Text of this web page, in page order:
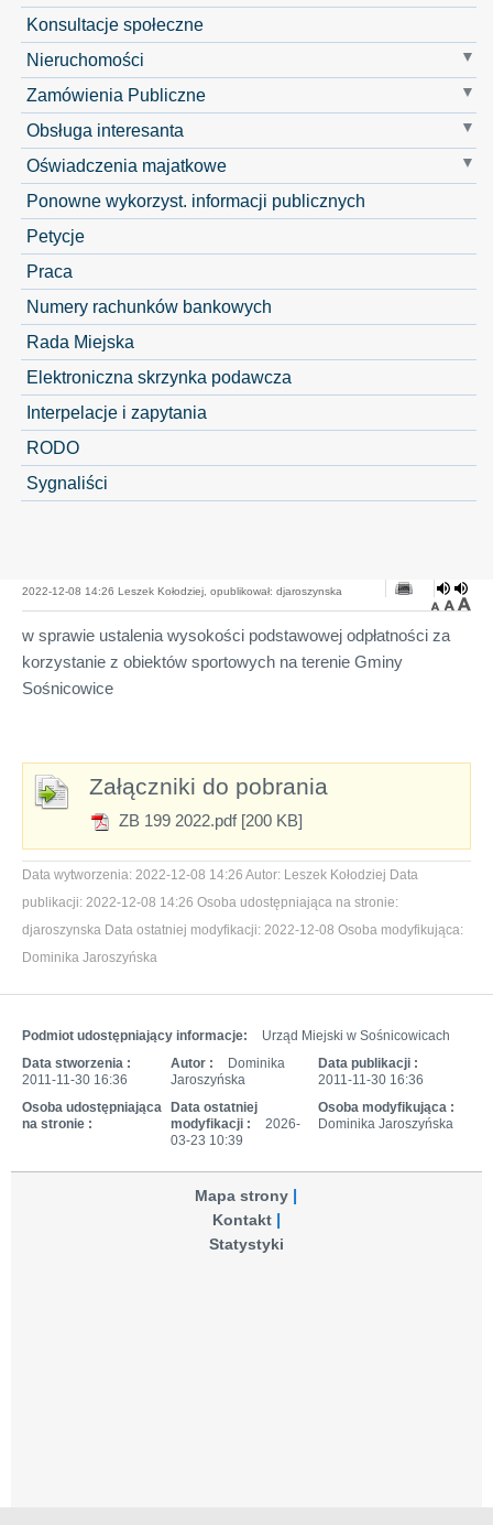
Konsultacje społeczne
Nieruchomości
Zamówienia Publiczne
Obsługa interesanta
Oświadczenia majatkowe
Ponowne wykorzyst. informacji publicznych
Petycje
Praca
Numery rachunków bankowych
Rada Miejska
Elektroniczna skrzynka podawcza
Interpelacje i zapytania
RODO
Sygnaliści
2022-12-08 14:26 Leszek Kołodziej, opublikował: djaroszynska
w sprawie ustalenia wysokości podstawowej odpłatności za
korzystanie z obiektów sportowych na terenie Gminy
Sośnicowice
Załączniki do pobrania
ZB 199 2022.pdf [200 KB]
Data wytworzenia: 2022-12-08 14:26 Autor: Leszek Kołodziej Data
publikacji: 2022-12-08 14:26 Osoba udostępniająca na stronie:
djaroszynska Data ostatniej modyfikacji: 2022-12-08 Osoba modyfikująca:
Dominika Jaroszyńska
Podmiot udostępniający informacje:
Urząd Miejski w Sośnicowicach
Data stworzenia :
2011-11-30 16:36
Autor :
Dominika
Jaroszyńska
Data publikacji :
2011-11-30 16:36
Osoba udostępniająca
na stronie :
Data ostatniej
modyfikacji :
2026-
03-23 10:39
Osoba modyfikująca :
Dominika Jaroszyńska
Mapa strony
Kontakt
Statystyki